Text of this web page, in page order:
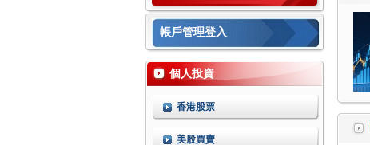
帳戶管理登入
個人投資
香港股票
美股買賣